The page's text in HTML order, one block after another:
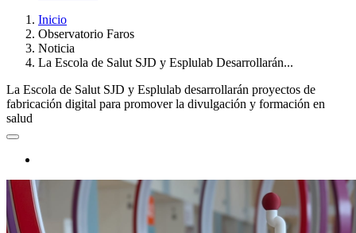
Breadcrumb
Inicio
Observatorio Faros
Noticia
La Escola de Salut SJD y Esplulab Desarrollarán...
La Escola de Salut SJD y Esplulab desarrollarán proyectos de
fabricación digital para promover la divulgación y formación en
salud